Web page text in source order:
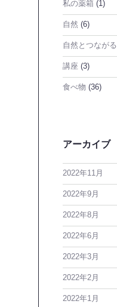
私の薬箱 (1)
自然 (6)
自然とつながる
講座 (3)
食べ物 (36)
アーカイブ
2022年11月
2022年9月
2022年8月
2022年6月
2022年3月
2022年2月
2022年1月